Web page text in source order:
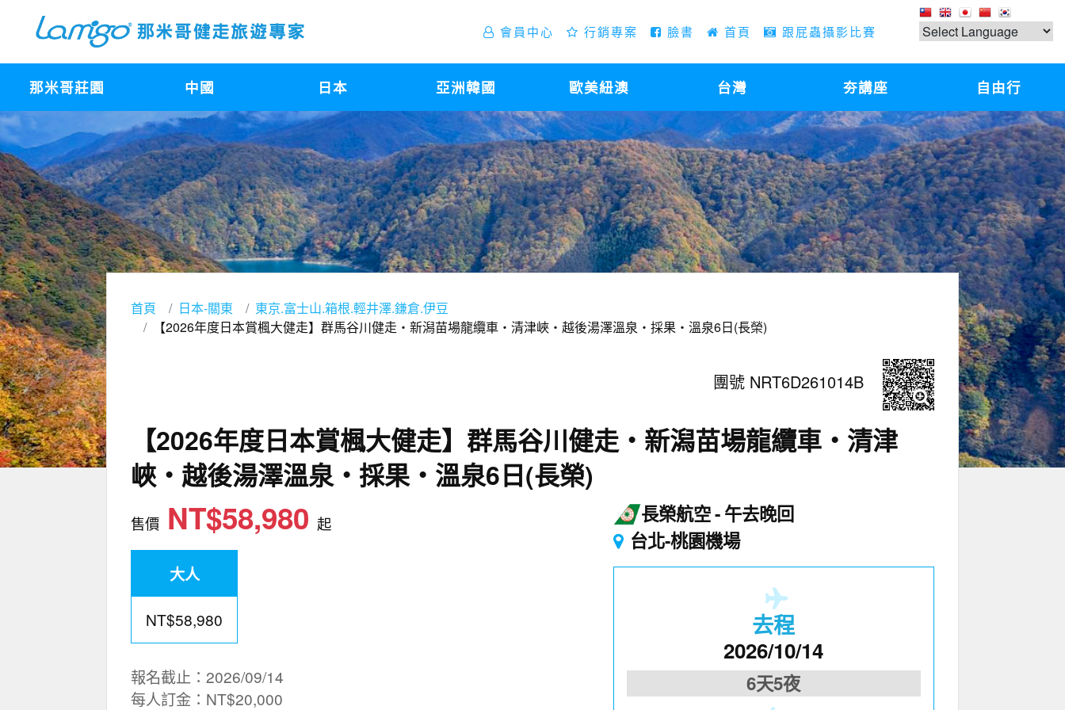
會員中心 行銷專案 臉書 首頁 跟屁蟲攝影比賽
那米哥莊園 中國 日本 亞洲韓國 歐美紐澳 台灣 夯講座 自由行
首頁 日本-關東
東京.富士山.箱根.輕井澤.鎌倉.伊豆
【2026年度日本賞楓大健走】群馬谷川健走‧新潟苗場龍纜車‧清津峽‧越後湯澤溫泉‧採果‧溫泉6日(長榮)
團號 NRT6D261014B
【2026年度日本賞楓大健走】群馬谷川健走‧新潟苗場龍纜車‧清津
峽‧越後湯澤溫泉‧採果‧溫泉6日(長榮)
售價 NT$58,980起
大人
NT$58,980
報名截止：2026/09/14
每人訂金：NT$20,000
長榮航空 午去晚回
台北-桃園機場
去程
2026/10/14
6天5夜